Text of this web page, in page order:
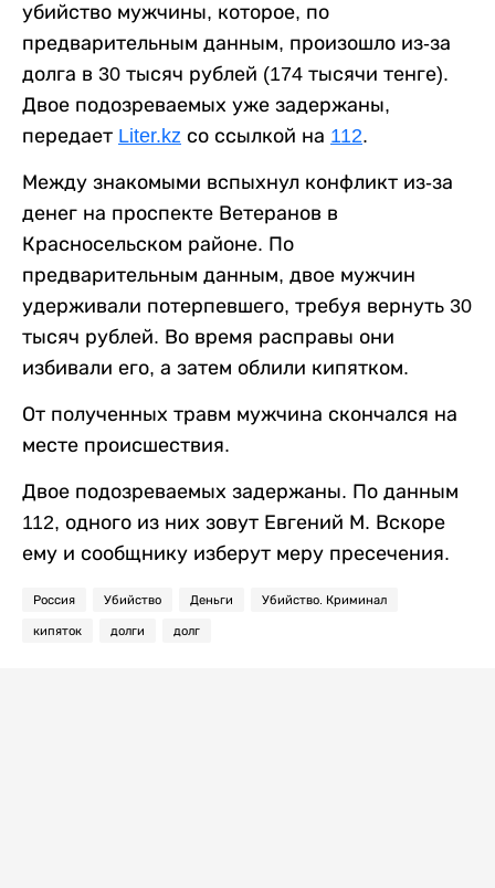
убийство мужчины, которое, по
предварительным данным, произошло из-за
долга в 30 тысяч рублей (174 тысячи тенге).
Двое подозреваемых уже задержаны,
передает Liter.kz со ссылкой на 112.
Между знакомыми вспыхнул конфликт из-за
денег на проспекте Ветеранов в
Красносельском районе. По
предварительным данным, двое мужчин
удерживали потерпевшего, требуя вернуть 30
тысяч рублей. Во время расправы они
избивали его, а затем облили кипятком.
От полученных травм мужчина скончался на
месте происшествия.
Двое подозреваемых задержаны. По данным
112, одного из них зовут Евгений М. Вскоре
ему и сообщнику изберут меру пресечения.
Россия Убийство Деньги Убийство. Криминал
кипяток долги долг